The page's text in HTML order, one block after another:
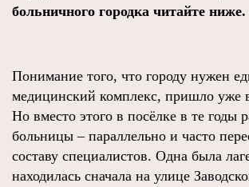
больничного городка читайте ниже.
Понимание того, что городу нужен
медицинский комплекс, пришло уже
Но вместо этого в посёлке в те годы
больницы – параллельно и часто
составу специалистов. Одна была
находилась сначала на улице